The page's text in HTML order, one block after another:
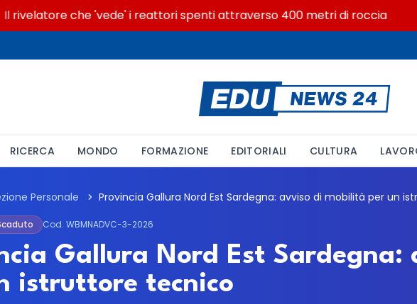
che 'vede' i reattori spenti attraverso 400 metri di roccia
RICERCA MONDO FORMAZIONE EDITORIALI CULTURA
Personale
Cod. WBMNADVC-3-2026
Gallura Nord Est
istruttore tecnico